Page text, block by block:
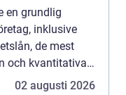
en grundlig
inklusive
de mest
och kvantitativa
marknaden. Vi
02 augusti 2026